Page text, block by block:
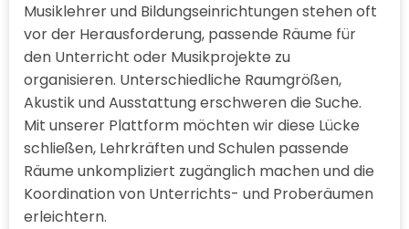
Musiklehrer und Bildungseinrichtungen stehen oft
vor der Herausforderung, passende Räume für
den Unterricht oder Musikprojekte zu
organisieren. Unterschiedliche Raumgrößen,
Akustik und Ausstattung erschweren die Suche.
Mit unserer Plattform möchten wir diese Lücke
schließen, Lehrkräften und Schulen passende
Räume unkompliziert zugänglich machen und die
Koordination von Unterrichts- und Proberäumen
erleichtern.